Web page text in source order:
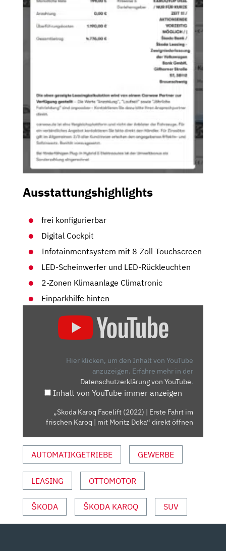
Ausstattungshighlights
frei konfigurierbar
Digital Cockpit
Infotainmentsystem mit 8-Zoll-Touchscreen
LED-Scheinwerfer und LED-Rückleuchten
2-Zonen Klimaanlage Climatronic
Einparkhilfe hinten
FRISCHEN
KAROQ
MIT
MORITZ
VON
YOUTUBE
ANZEIGEN
Hier klicken, um den Inhalt von YouTube
anzuzeigen. Erfahre mehr in der
Datenschutzerklärung von YouTube.
Inhalt von YouTube immer anzeigen
„Skoda Karoq Facelift (2022) | Erste Fahrt im
frischen Karoq | mit Moritz Doka“ direkt öffnen
AUTOMATIKGETRIEBE GEWERBE
LEASING OTTOMOTOR
ŠKODA ŠKODA KAROQ SUV